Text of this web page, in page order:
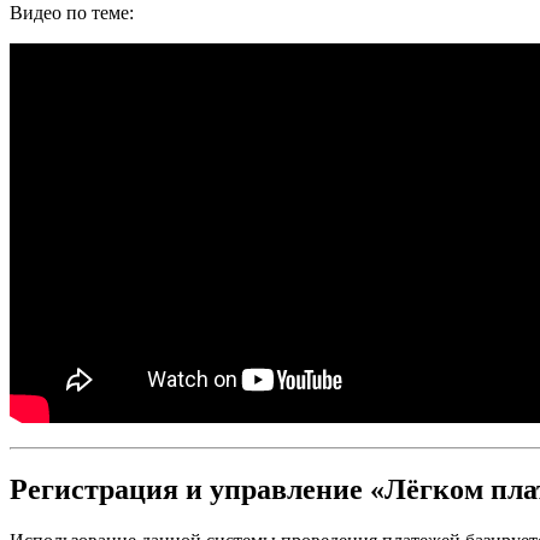
Видео по теме:
Регистрация и управление «Лёгком